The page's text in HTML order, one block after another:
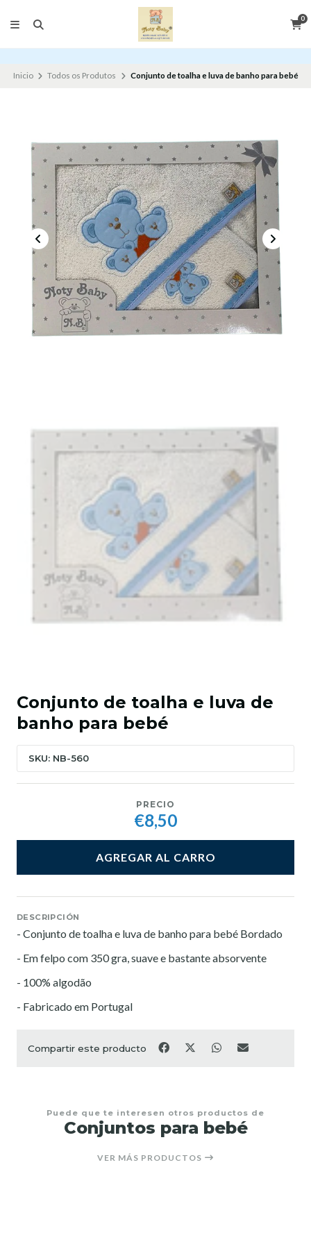
0
Inicio Todos os Produtos Conjunto de toalha e luva de banho para bebé
Conjunto de toalha e luva de
banho para bebé
SKU: NB-560
PRECIO
€8,50
AGREGAR AL CARRO
DESCRIPCIÓN
- Conjunto de toalha e luva de banho para bebé Bordado
- Em felpo com 350 gra, suave e bastante absorvente
- 100% algodão
- Fabricado em Portugal
Compartir este producto
Puede que te interesen otros productos de
Conjuntos para bebé
VER MÁS PRODUCTOS